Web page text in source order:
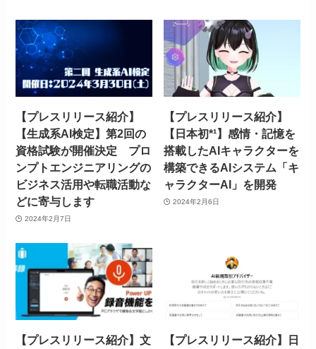
【プレスリリース紹介】
【生成系AI検定】第2回の
資格試験が開催決定 プロ
ンプトエンジニアリングの
ビジネス活用や転職活動な
どに寄与します
2024年2月7日
【プレスリリース紹介】
【日本初*¹】感情・記憶を
搭載したAIキャラクターを
構築できるAIシステム「キ
ャラクターAI」を開発
2024年2月6日
【プレスリリース紹介】文
【プレスリリース紹介】日